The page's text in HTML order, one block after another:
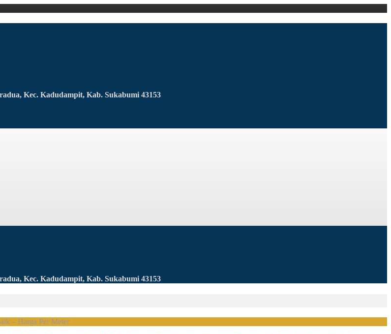
Kec. Kadudampit, Kab. Sukabumi 43153
Kec. Kadudampit, Kab. Sukabumi 43153
– Harga Per Meter